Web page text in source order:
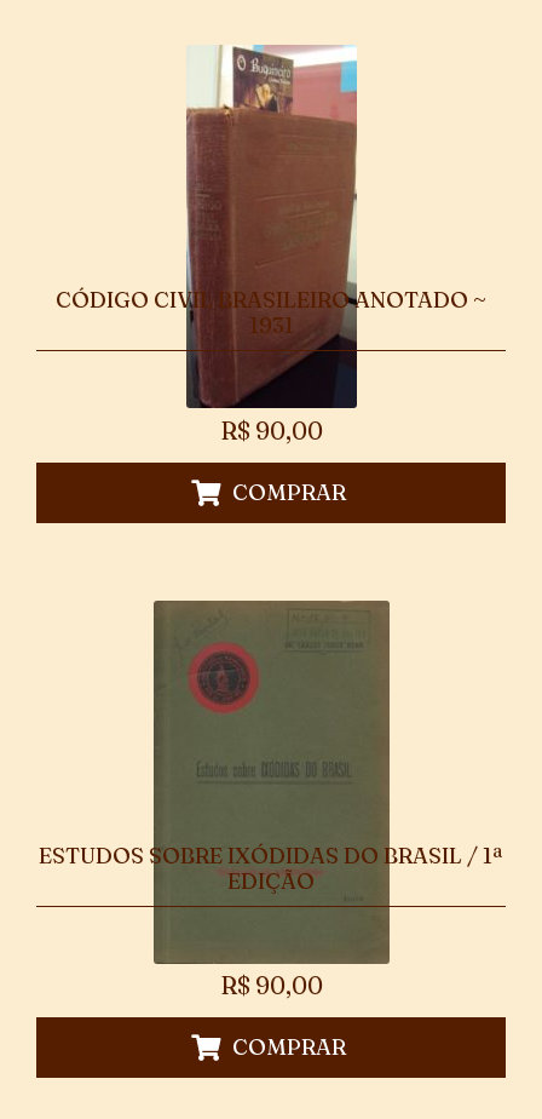
CÓDIGO CIVIL BRASILEIRO ANOTADO ~
1931
R$ 90,00
COMPRAR
ESTUDOS SOBRE IXÓDIDAS DO BRASIL / 1ª
EDIÇÃO
R$ 90,00
COMPRAR